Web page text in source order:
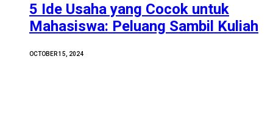
5 Ide Usaha yang Cocok untuk
Mahasiswa: Peluang Sambil Kuliah
OCTOBER 15, 2024